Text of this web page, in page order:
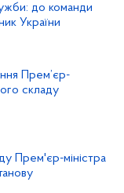
до команди
України
Прем’єр-
складу
Прем'єр-міністра